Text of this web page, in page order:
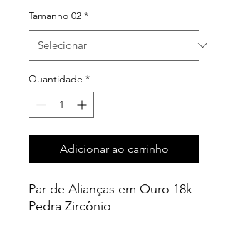
Tamanho 02 *
Quantidade *
Adicionar ao carrinho
Par de Alianças em Ouro 18k
Pedra Zircônio